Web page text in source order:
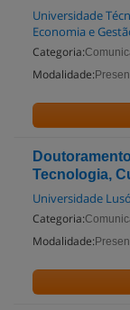
Universidade
Economia e
Categoria:
Modalidade:
Tecnologia,
Universidade
Categoria:
Modalidade: